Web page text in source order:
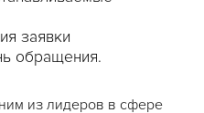
заявки
обращения.
из лидеров в сфере